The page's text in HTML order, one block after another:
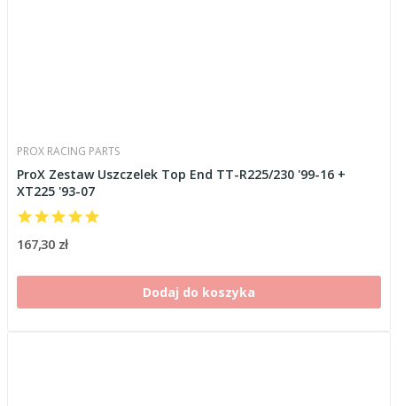
PROX RACING PARTS
ProX Zestaw Uszczelek Top End TT-R225/230 '99-16 +
XT225 '93-07
167,30 zł
Dodaj do koszyka